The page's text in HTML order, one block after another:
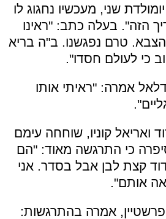
שני, מעכשיו נחגוג לו
הזה". בעלה כתב: "ראינו
טרם נפגשנו. ב"ה בריא
כי לעולם חסדו".
אמרה: "ראיתי אותו
ואריאל קוניו, שוחחה עימם
כי התרגשה מאוד: "הם
קצת לבן אבל בסדר. אני
אותם".
אמרה בהתרגשות: